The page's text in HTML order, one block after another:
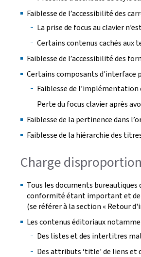
Faiblesse de l’accessibilité des
La prise de focus au clavier
Certains contenus cachés aux
Faiblesse de l’accessibilité des
Certains composants d'interface
Faiblesse de
Perte du focus clavier après
Faiblesse de la pertinence dans
Faiblesse de la hiérarchie des
Charge
Tous les documents
conformité étant important et
(se référer à la section « Retour
Les contenus éditoriaux
Des listes et des intertitres
Des attributs ‘title’ de liens